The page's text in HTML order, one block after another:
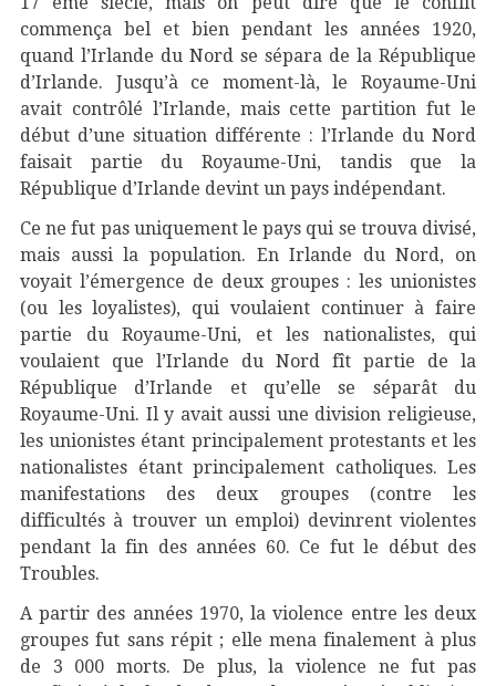
commença bel et bien pendant les années 1920,
quand l’Irlande du Nord se sépara de la République
d’Irlande. Jusqu’à ce moment-là, le Royaume-Uni
avait contrôlé l’Irlande, mais cette partition fut le
début d’une situation différente : l’Irlande du Nord
faisait partie du Royaume-Uni, tandis que la
République d’Irlande devint un pays indépendant.
Ce ne fut pas uniquement le pays qui se trouva divisé,
mais aussi la population. En Irlande du Nord, on
voyait l’émergence de deux groupes : les unionistes
(ou les loyalistes), qui voulaient continuer à faire
partie du Royaume-Uni, et les nationalistes, qui
voulaient que l’Irlande du Nord fît partie de la
République d’Irlande et qu’elle se séparât du
Royaume-Uni. Il y avait aussi une division religieuse,
les unionistes étant principalement protestants et les
nationalistes étant principalement catholiques. Les
manifestations des deux groupes (contre les
difficultés à trouver un emploi) devinrent violentes
pendant la fin des années 60. Ce fut le début des
Troubles.
A partir des années 1970, la violence entre les deux
groupes fut sans répit ; elle mena finalement à plus
de 3 000 morts. De plus, la violence ne fut pas